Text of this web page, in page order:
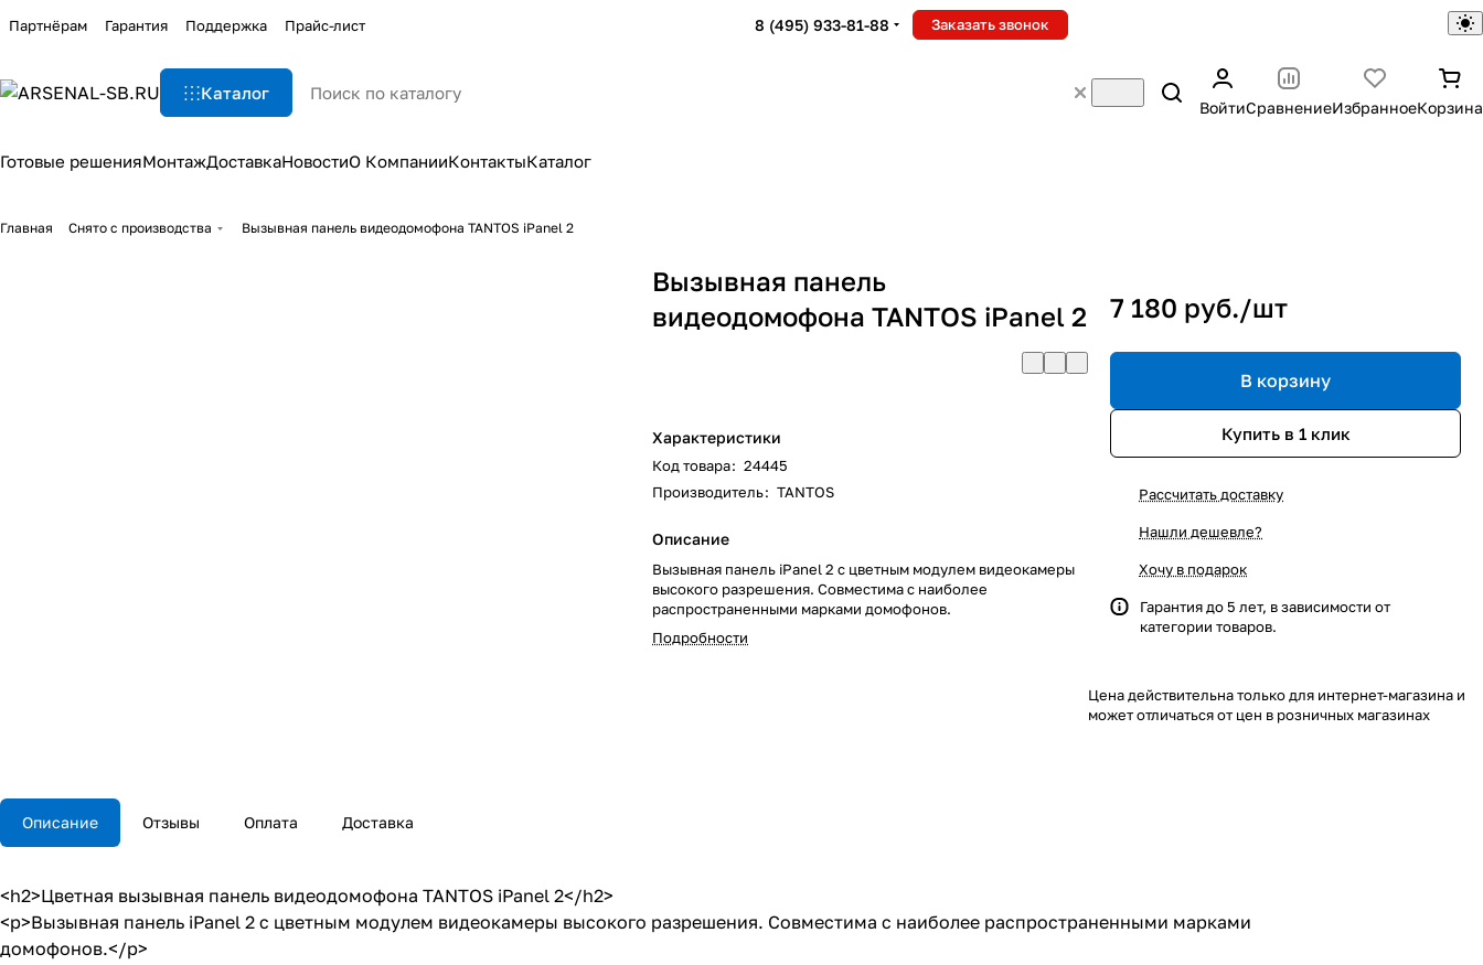
Партнёрам Гарантия Поддержка Прайс-лист 8 (495) 933-81-88 Заказать звонок
Каталог
ВойтиСравнениеИзбранноеКорзина
Готовые решенияМонтажДоставкаНовостиО КомпанииКонтактыКаталог
Главная Снято с производства Вызывная панель видеодомофона TANTOS iPanel 2
Вызывная панель
видеодомофона TANTOS iPanel 2
Характеристики
Код товара: 24445
Производитель: TANTOS
Описание
Вызывная панель iPanel 2 с цветным модулем видеокамеры
высокого разрешения. Совместима с наиболее
распространенными марками домофонов.
Подробности
7 180 руб./шт
В корзину
Купить в 1 клик
Рассчитать доставку
Нашли дешевле?
Хочу в подарок
Гарантия до 5 лет, в зависимости от
категории товаров.
Цена действительна только для интернет-магазина и
может отличаться от цен в розничных магазинах
Описание Отзывы Оплата Доставка
<h2>Цветная вызывная панель видеодомофона TANTOS iPanel 2</h2>
<p>Вызывная панель iPanel 2 с цветным модулем видеокамеры высокого разрешения. Совместима с наиболее распространенными марками
домофонов.</p>